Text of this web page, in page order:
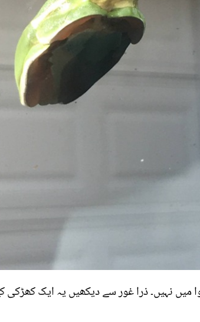
میں نہیں۔ ذرا غور سے دیکھیں یہ ایک کھڑکی